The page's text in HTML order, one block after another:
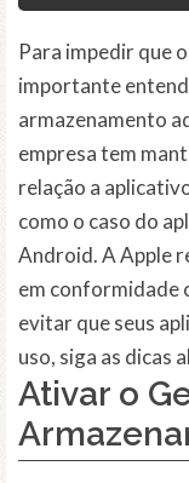
Para impedir que
importante
armazenamento
empresa tem
relação a
como o caso do
Android. A Apple
em conformidade
evitar que seus
uso, siga as dicas
Ativar o